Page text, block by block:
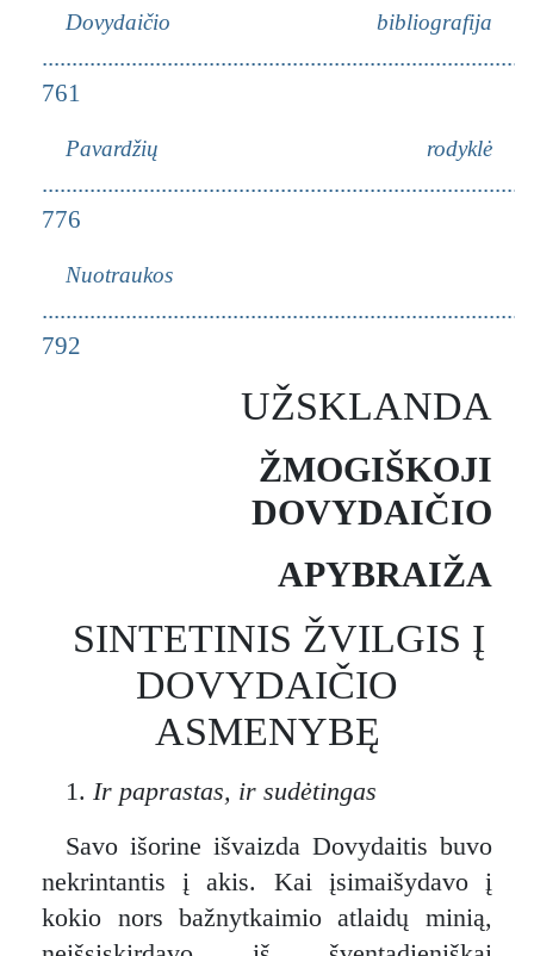
Dovydaičio bibliografija
761
Pavardžių rodyklė
776
Nuotraukos
792
UŽSKLANDA
ŽMOGIŠKOJI
DOVYDAIČIO
APYBRAIŽA
SINTETINIS ŽVILGIS Į
DOVYDAIČIO
ASMENYBĘ
1.Ir paprastas, ir sudėtingas
Savo išorine išvaizda Dovydaitis buvo
nekrintantis į akis. Kai įsimaišydavo į
kokio nors bažnytkaimio atlaidų minią,